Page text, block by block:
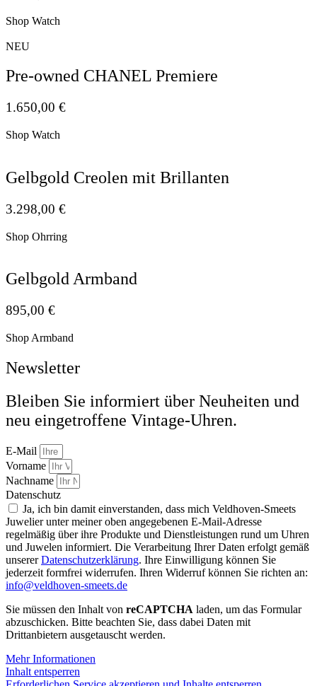
Shop Watch
NEU
Pre-owned CHANEL Premiere
1.650,00 €
Shop Watch
Gelbgold Creolen mit Brillanten
3.298,00 €
Shop Ohrring
Gelbgold Armband
895,00 €
Shop Armband
Newsletter
Bleiben Sie informiert über Neuheiten und
neu eingetroffene Vintage-Uhren.
E-Mail
Vorname
Nachname
Datenschutz
Ja, ich bin damit einverstanden, dass mich Veldhoven-Smeets
Juwelier unter meiner oben angegebenen E-Mail-Adresse
regelmäßig über ihre Produkte und Dienstleistungen rund um Uhren
und Juwelen informiert. Die Verarbeitung Ihrer Daten erfolgt gemäß
unsererDatenschutzerklärung. Ihre Einwilligung können Sie
jederzeit formfrei widerrufen. Ihren Widerruf können Sie richten an:
info@veldhoven-smeets.de
Sie müssen den Inhalt von reCAPTCHA laden, um das Formular
abzuschicken. Bitte beachten Sie, dass dabei Daten mit
Drittanbietern ausgetauscht werden.
Mehr Informationen
Inhalt entsperren